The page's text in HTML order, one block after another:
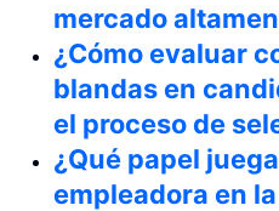
mercado
¿Cómo evaluar
blandas en
el proceso de
¿Qué papel
empleadora en